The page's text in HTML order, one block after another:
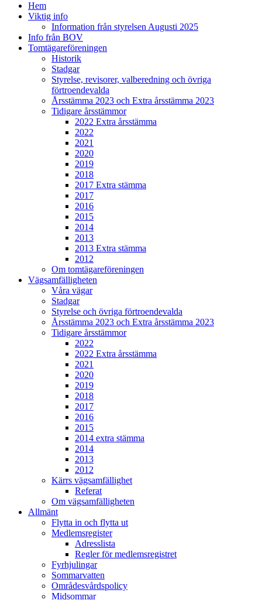
Hem
Viktig info
Information från styrelsen Augusti 2025
Info från BOV
Tomtägareföreningen
Historik
Stadgar
Styrelse, revisorer, valberedning och övriga
förtroendevalda
Årsstämma 2023 och Extra årsstämma 2023
Tidigare årsstämmor
2022 Extra årsstämma
2022
2021
2020
2019
2018
2017 Extra stämma
2017
2016
2015
2014
2013
2013 Extra stämma
2012
Om tomtägareföreningen
Vägsamfälligheten
Våra vägar
Stadgar
Styrelse och övriga förtroendevalda
Årsstämma 2023 och Extra årsstämma 2023
Tidigare årsstämmor
2022
2022 Extra årsstämma
2021
2020
2019
2018
2017
2016
2015
2014 extra stämma
2014
2013
2012
Kärrs vägsamfällighet
Referat
Om vägsamfälligheten
Allmänt
Flytta in och flytta ut
Medlemsregister
Adresslista
Regler för medlemsregistret
Fyrhjulingar
Sommarvatten
Områdesvårdspolicy
Midsommar